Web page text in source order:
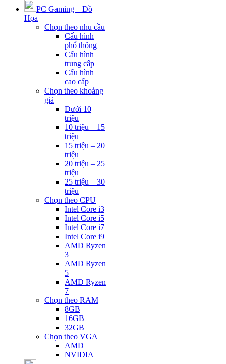
PC Gaming – Đồ
Họa
Chọn theo nhu cầu
Cấu hình
phổ thông
Cấu hình
trung cấp
Cấu hình
cao cấp
Chọn theo khoảng
giá
Dưới 10
triệu
10 triệu – 15
triệu
15 triệu – 20
triệu
20 triệu – 25
triệu
25 triệu – 30
triệu
Chọn theo CPU
Intel Core i3
Intel Core i5
Intel Core i7
Intel Core i9
AMD Ryzen
3
AMD Ryzen
5
AMD Ryzen
7
Chọn theo RAM
8GB
16GB
32GB
Chọn theo VGA
AMD
NVIDIA